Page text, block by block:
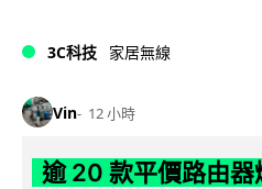
3C科技 家居無線
Vin 12 小時
逾 20 款平價路由器